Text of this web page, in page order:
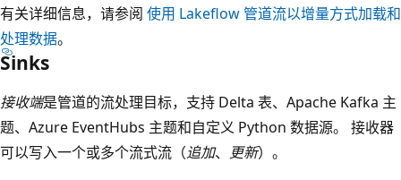
有关详细信息，请参阅 使用 Lakeflow 管道流以增量方式加载和
处理数据。
Sinks
接收端是管道的流处理目标，支持 Delta 表、Apache Kafka 主
题、Azure EventHubs 主题和自定义 Python 数据源。 接收器
可以写入一个或多个流式流（追加、 更新）。